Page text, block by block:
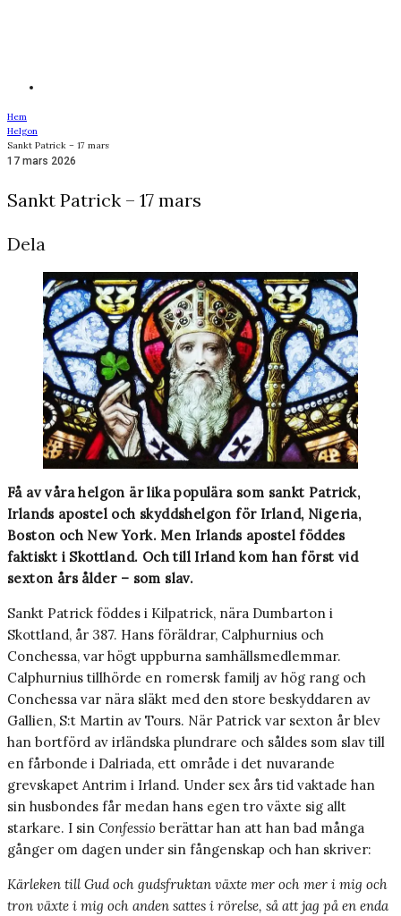
Hem
Helgon
Sankt Patrick – 17 mars
17 mars 2026
Sankt Patrick – 17 mars
Dela
Få av våra helgon är lika populära som sankt Patrick,
Irlands apostel och skyddshelgon för Irland, Nigeria,
Boston och New York. Men Irlands apostel föddes
faktiskt i Skottland. Och till Irland kom han först vid
sexton års ålder – som slav.
Sankt Patrick föddes i Kilpatrick, nära Dumbarton i
Skottland, år 387. Hans föräldrar, Calphurnius och
Conchessa, var högt uppburna samhällsmedlemmar.
Calphurnius tillhörde en romersk familj av hög rang och
Conchessa var nära släkt med den store beskyddaren av
Gallien, S:t Martin av Tours. När Patrick var sexton år blev
han bortförd av irländska plundrare och såldes som slav till
en fårbonde i Dalriada, ett område i det nuvarande
grevskapet Antrim i Irland. Under sex års tid vaktade han
sin husbondes får medan hans egen tro växte sig allt
starkare. I sin Confessio berättar han att han bad många
gånger om dagen under sin fångenskap och han skriver:
Kärleken till Gud och gudsfruktan växte mer och mer i mig och
tron växte i mig och anden sattes i rörelse, så att jag på en enda